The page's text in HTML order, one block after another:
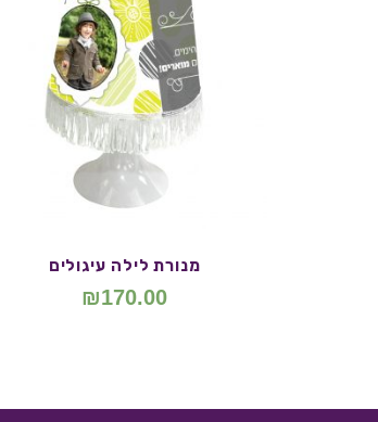
מנורת לילה עיגולים
₪170.00